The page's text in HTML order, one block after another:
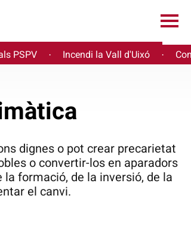
PSPV · Incendi la Vall d'Uixó ·
dignes o pot crear precarietat
o convertir-los en aparadors
formació, de la inversió, de la
el canvi.